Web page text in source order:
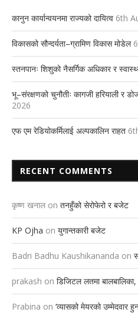
कानुन कार्यान्वयनमा राज्यको दायित्व 6th
विकासको सौन्दर्यता–ग्रामिण विकास मोडेल
स्तनपानः शिशुको नैसर्गिक अधिकार र
भू–संरक्षणको चुनौतीः कागजी हरियाली र
2026
एफ एम रेडियोकर्मिलाई अल्पकालिन राहत
RECENT COMMENTS
कृष्ण खनाल on तनहुँको सेरोफेरो र बजेट
KP Ojha on युगान्तकारी बजेट
Badri Badhu Kaushikananda on
prakash on डिजिटल लतमा
Prabina on ‘व्यासको मेयरको उम्मेदवार